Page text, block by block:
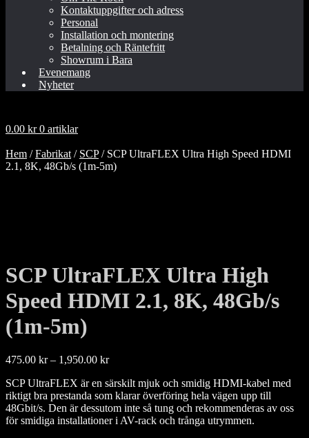
Kontaktuppgifter och adress
Personal
Installation och montering
Betalning och Räntefritt
Showrum i Bara
Evenemang
Nyheter
0.00 kr 0 artiklar
Hem /Fabrikat / SCP/ SCP UltraFLEX Ultra High Speed HDMI
2.1, 8K, 48Gb/s (1m-5m)
SCP UltraFLEX Ultra High
Speed HDMI 2.1, 8K, 48Gb/s
(1m-5m)
475.00 kr – 1,950.00 krPrisintervall:
till
1,950.00 kr
SCP UltraFLEX är en särskilt mjuk och smidig HDMI-kabel med
riktigt bra prestanda som klarar överföring hela vägen upp till
48Gbit/s. Den är dessutom inte så tung och rekommenderas av oss
för smidiga installationer i AV-rack och trånga utrymmen.